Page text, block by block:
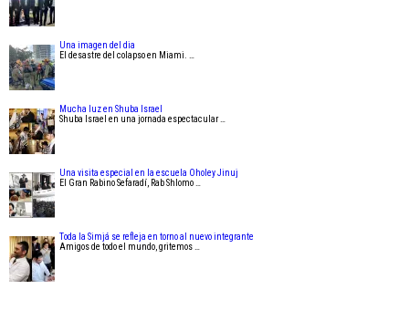
Una imagen del dia
El desastre del colapso en Miami. …
Mucha luz en Shuba Israel
Shuba Israel en una jornada espectacular …
Una visita especial en la escuela Oholey Jinuj
El Gran Rabino Sefaradí, Rab Shlomo …
Toda la Simjá se refleja en torno al nuevo integrante
Amigos de todo el mundo, gritemos …